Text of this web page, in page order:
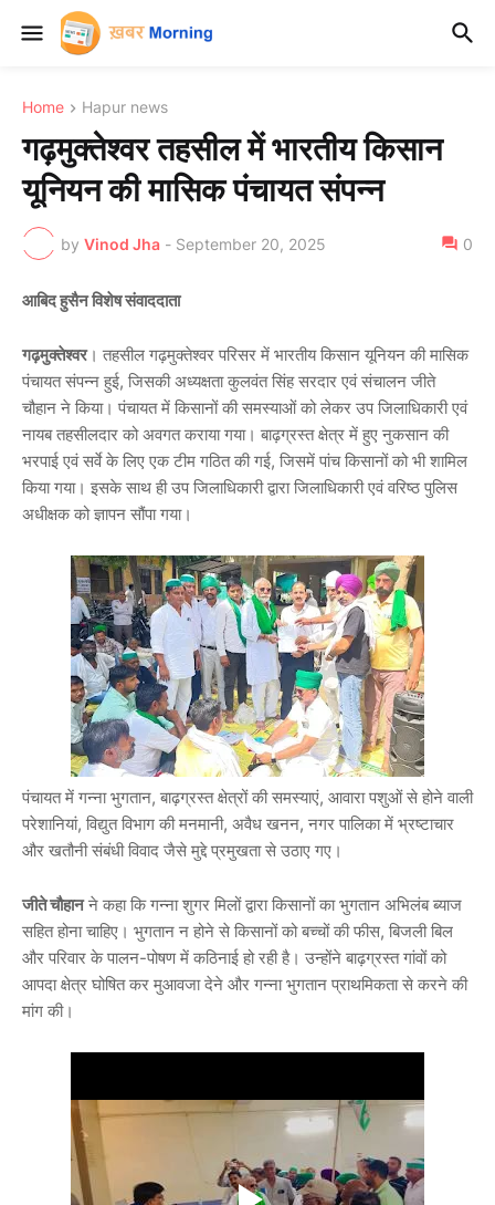
Home Hapur news
गढ़मुक्तेश्वर तहसील में भारतीय किसान
यूनियन की मासिक पंचायत संपन्न
by Vinod Jha - September 20, 2025 0
आबिद हुसैन विशेष संवाददाता
गढ़मुक्तेश्वर। तहसील गढ़मुक्तेश्वर परिसर में भारतीय किसान यूनियन की मासिक
पंचायत संपन्न हुई, जिसकी अध्यक्षता कुलवंत सिंह सरदार एवं संचालन जीते
चौहान ने किया। पंचायत में किसानों की समस्याओं को लेकर उप जिलाधिकारी एवं
नायब तहसीलदार को अवगत कराया गया। बाढ़ग्रस्त क्षेत्र में हुए नुकसान की
भरपाई एवं सर्वे के लिए एक टीम गठित की गई, जिसमें पांच किसानों को भी शामिल
किया गया। इसके साथ ही उप जिलाधिकारी द्वारा जिलाधिकारी एवं वरिष्ठ पुलिस
अधीक्षक को ज्ञापन सौंपा गया।
पंचायत में गन्ना भुगतान, बाढ़ग्रस्त क्षेत्रों की समस्याएं, आवारा पशुओं से होने वाली
परेशानियां, विद्युत विभाग की मनमानी, अवैध खनन, नगर पालिका में भ्रष्टाचार
और खतौनी संबंधी विवाद जैसे मुद्दे प्रमुखता से उठाए गए।
जीते चौहानने कहा कि गन्ना शुगर मिलों द्वारा किसानों का भुगतान अभिलंब ब्याज
सहित होना चाहिए। भुगतान न होने से किसानों को बच्चों की फीस, बिजली बिल
और परिवार के पालन-पोषण में कठिनाई हो रही है। उन्होंने बाढ़ग्रस्त गांवों को
आपदा क्षेत्र घोषित कर मुआवजा देने और गन्ना भुगतान प्राथमिकता से करने की
मांग की।